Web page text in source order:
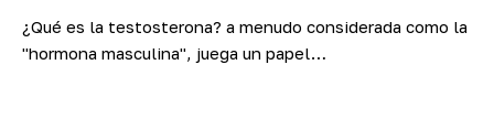
¿Qué es la testosterona? a menudo considerada como la
"hormona masculina", juega un papel…